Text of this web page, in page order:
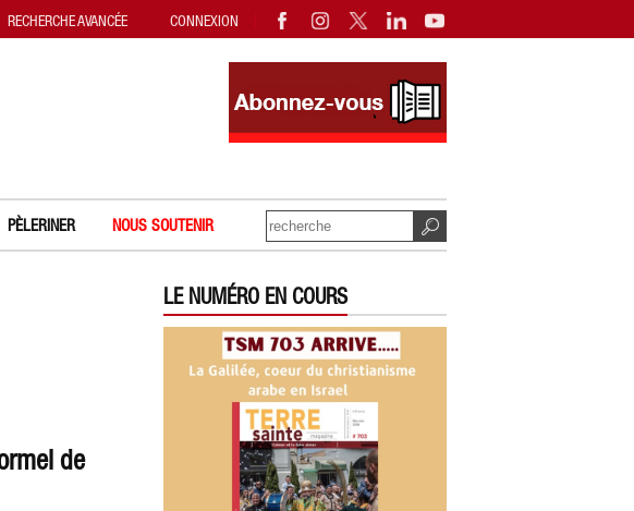
PÈLERINER NOUS SOUTENIR
de
LE NUMÉRO EN COURS
RECHERCHE AVANCÉE CONNEXION